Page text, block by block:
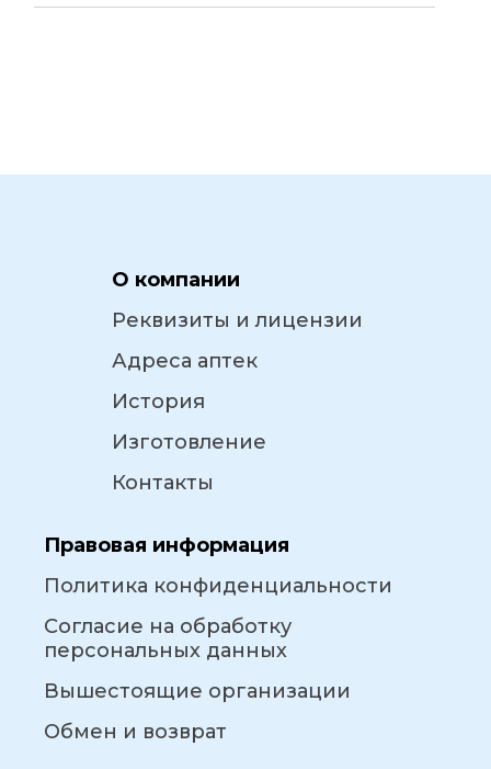
О компании
Реквизиты и лицензии
Адреса аптек
История
Изготовление
Контакты
Правовая информация
Политика конфиденциальности
Согласие на обработку
персональных данных
Вышестоящие организации
Обмен и возврат